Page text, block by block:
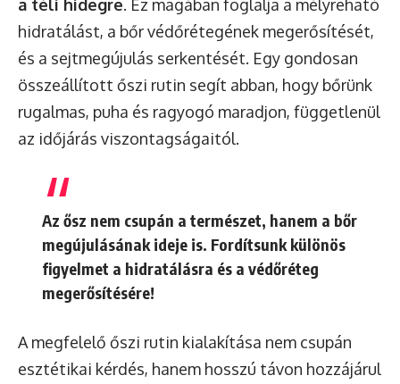
a téli hidegre. Ez magában foglalja a mélyreható
hidratálást, a bőr védőrétegének megerősítését,
és a sejtmegújulás serkentését. Egy gondosan
összeállított őszi rutin segít abban, hogy bőrünk
rugalmas, puha és ragyogó maradjon, függetlenül
az időjárás viszontagságaitól.
Az ősz nem csupán a természet, hanem a bőr
megújulásának ideje is. Fordítsunk különös
figyelmet a hidratálásra és a védőréteg
megerősítésére!
A megfelelő őszi rutin kialakítása nem csupán
esztétikai kérdés, hanem hosszú távon hozzájárul